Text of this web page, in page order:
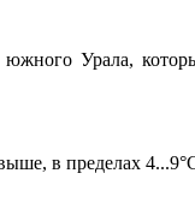
Урала,
в пределах